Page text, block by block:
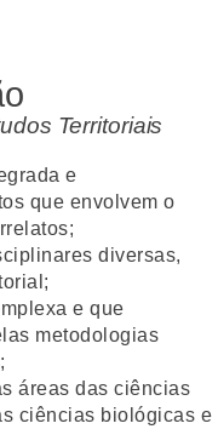
Territoriais
e
que envolvem o
diversas,
e que
metodologias
áreas das ciências
ciências biológicas e